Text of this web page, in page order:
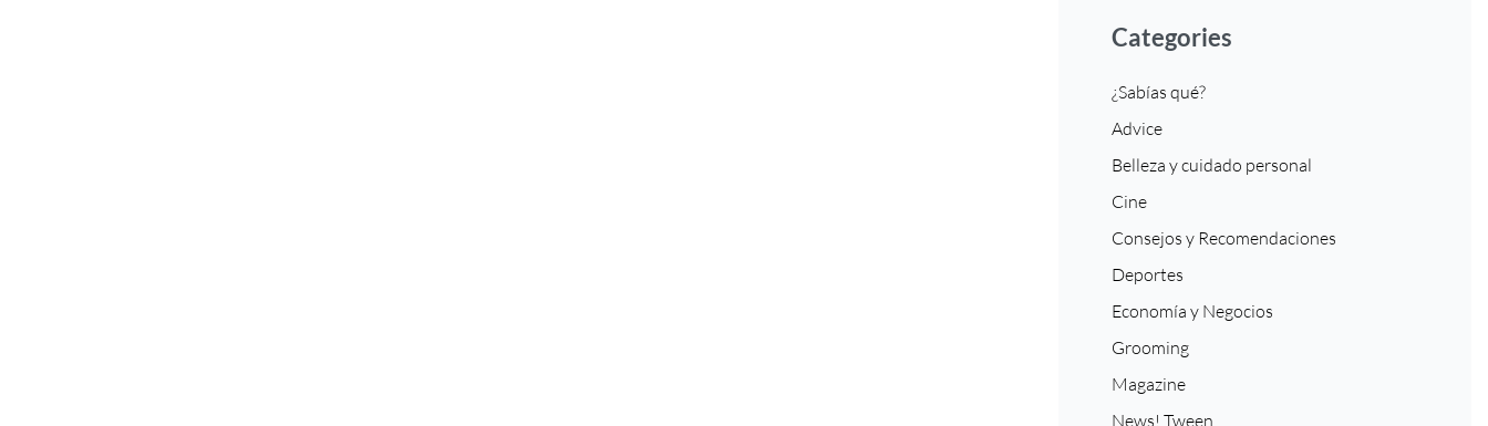
Categories
¿Sabías qué?
Advice
Belleza y cuidado personal
Cine
Consejos y Recomendaciones
Deportes
Economía y Negocios
Grooming
Magazine
News! Tween